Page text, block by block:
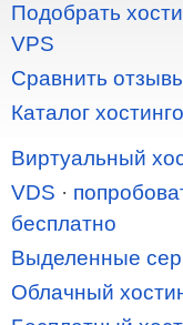
Подобрать
VPS
Сравнить
Каталог
Виртуальный
VDS ·
бесплатно
Выделенные
Облачный